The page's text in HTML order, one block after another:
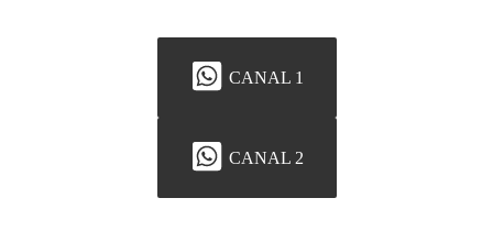
CANAL 1
CANAL 2